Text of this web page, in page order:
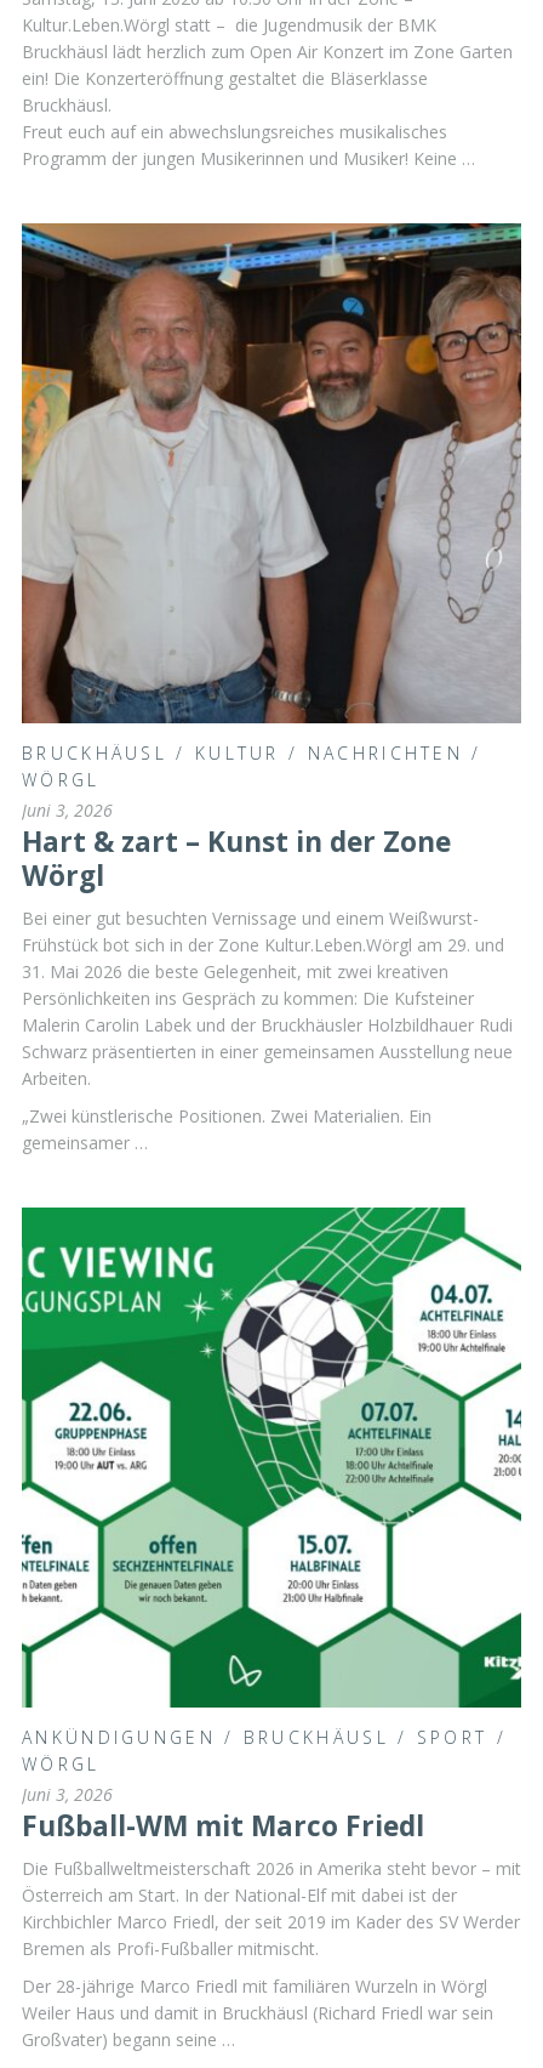
Kultur.Leben.Wörgl statt – die Jugendmusik der BMK
Bruckhäusl lädt herzlich zum Open Air Konzert im Zone Garten
ein! Die Konzerteröffnung gestaltet die Bläserklasse
Bruckhäusl.
Freut euch auf ein abwechslungsreiches musikalisches
Programm der jungen Musikerinnen und Musiker! Keine …
BRUCKHÄUSL / KULTUR / NACHRICHTEN /
WÖRGL
Juni 3, 2026
Hart & zart – Kunst in der Zone
Wörgl
Bei einer gut besuchten Vernissage und einem Weißwurst-
Frühstück bot sich in der Zone Kultur.Leben.Wörgl am 29. und
31. Mai 2026 die beste Gelegenheit, mit zwei kreativen
Persönlichkeiten ins Gespräch zu kommen: Die Kufsteiner
Malerin Carolin Labek und der Bruckhäusler Holzbildhauer Rudi
Schwarz präsentierten in einer gemeinsamen Ausstellung neue
Arbeiten.
„Zwei künstlerische Positionen. Zwei Materialien. Ein
gemeinsamer …
ANKÜNDIGUNGEN / BRUCKHÄUSL / SPORT /
WÖRGL
Juni 3, 2026
Fußball-WM mit Marco Friedl
Die Fußballweltmeisterschaft 2026 in Amerika steht bevor – mit
Österreich am Start. In der National-Elf mit dabei ist der
Kirchbichler Marco Friedl, der seit 2019 im Kader des SV Werder
Bremen als Profi-Fußballer mitmischt.
Der 28-jährige Marco Friedl mit familiären Wurzeln in Wörgl
Weiler Haus und damit in Bruckhäusl (Richard Friedl war sein
Großvater) begann seine …